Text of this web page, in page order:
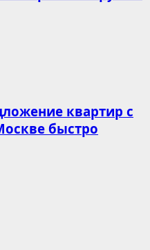
квартир с
быстро